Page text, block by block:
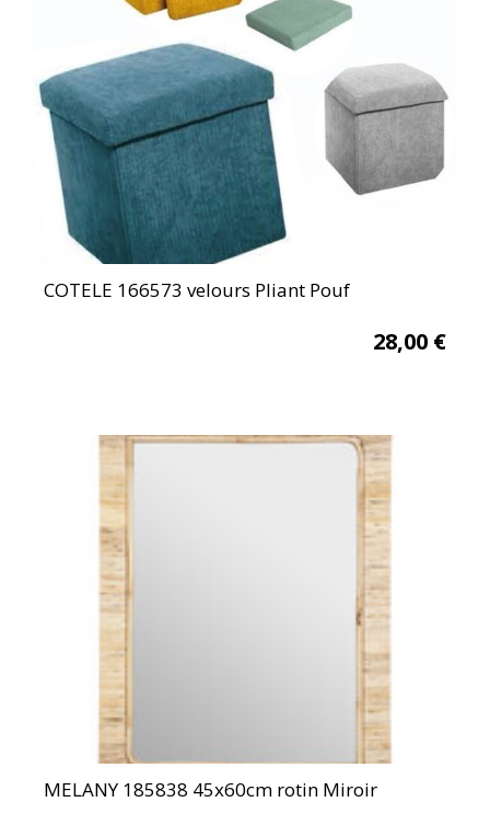
COTELE 166573 velours Pliant Pouf
28,00 €
MELANY 185838 45x60cm rotin Miroir